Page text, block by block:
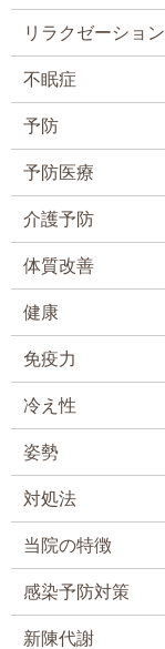
リラクゼーション
不眠症
予防
予防医療
介護予防
体質改善
健康
免疫力
冷え性
姿勢
対処法
当院の特徴
感染予防対策
新陳代謝